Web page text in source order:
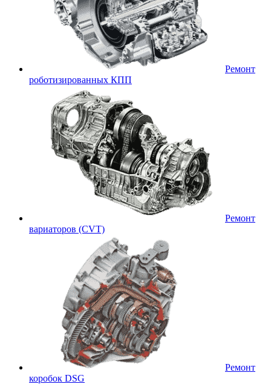
Ремонт
роботизированных КПП
Ремонт
вариаторов (CVT)
Ремонт
коробок DSG